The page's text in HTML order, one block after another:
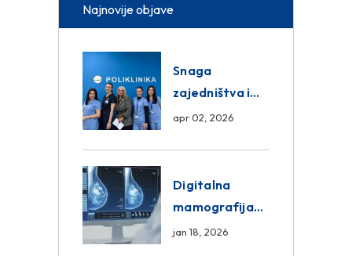
Najnovije objave
Snaga
zajedništva i
razmjena
Group
apr 02, 2026
Digitalna
mamografija
Sarajevo –
jan 18, 2026